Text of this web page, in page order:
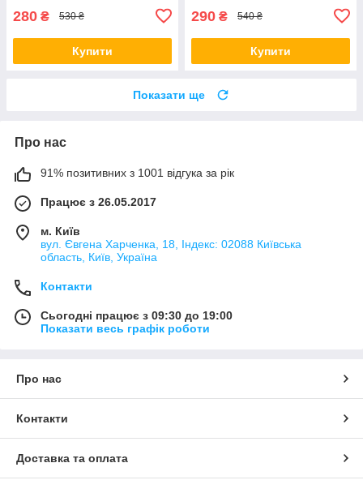
280 ₴ 530 ₴
Купити
290 ₴ 540 ₴
Купити
Показати ще
Про нас
91% позитивних з 1001 відгука за рік
Працює з 26.05.2017
м. Київ
вул. Євгена Харченка, 18, Індекс: 02088 Київська
область, Київ, Україна
Контакти
Сьогодні працює з 09:30 до 19:00
Показати весь графік роботи
Про нас
Контакти
Доставка та оплата